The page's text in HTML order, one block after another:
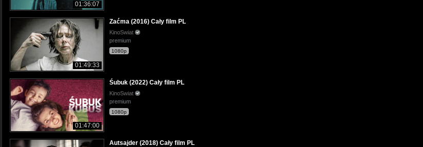
01:36:07
01:49:33
Zaćma (2016) Cały film PL
KinoSwiat
premium
1080p
01:47:00
Śubuk (2022) Cały film PL
KinoSwiat
premium
1080p
Autsajder (2018) Cały film PL